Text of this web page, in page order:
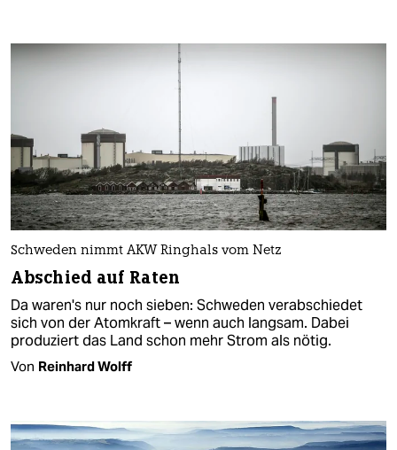
Schweden nimmt AKW Ringhals vom Netz
Abschied auf Raten
Da waren's nur noch sieben: Schweden verabschiedet
sich von der Atomkraft – wenn auch langsam. Dabei
produziert das Land schon mehr Strom als nötig.
Von Reinhard Wolff